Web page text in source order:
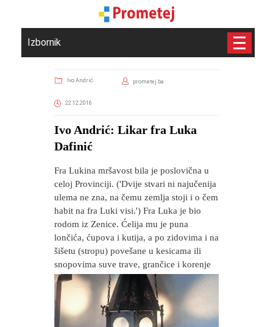
Izbornik
Ivo Andrić prometej.ba
22.12.2016
Ivo Andrić: Likar fra Luka
Dafinić
Fra Lukina mršavost bila je poslovična u
celoj Provinciji. ('Dvije stvari ni najučenija
ulema ne zna, na čemu zemlja stoji i o čem
habit na fra Luki visi.') Fra Luka je bio
rodom iz Zenice. Ćelija mu je puna
lončića, ćupova i kutija, a po zidovima i na
šišetu (stropu) povešane u kesicama ili
snopovima suve trave, grančice i korenje